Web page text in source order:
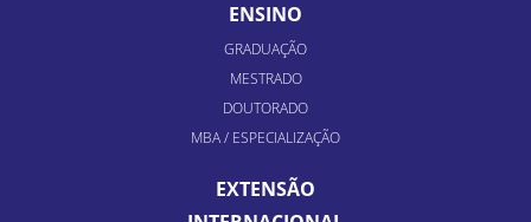
ENSINO
GRADUAÇÃO
MESTRADO
DOUTORADO
MBA / ESPECIALIZAÇÃO
EXTENSÃO